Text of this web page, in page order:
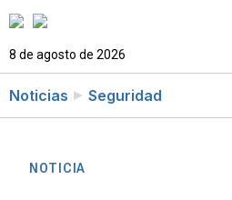
8 de agosto de 2026
Noticias Seguridad
NOTICIA